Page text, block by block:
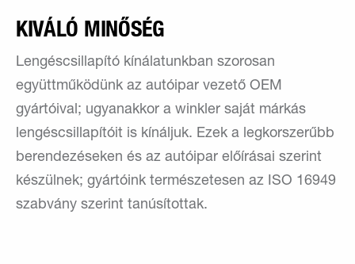
KIVÁLÓ MINŐSÉG
Lengéscsillapító kínálatunkban szorosan
együttműködünk az autóipar vezető OEM
gyártóival; ugyanakkor a winkler saját márkás
lengéscsillapítóit is kínáljuk. Ezek a legkorszerűbb
berendezéseken és az autóipar előírásai szerint
készülnek; gyártóink természetesen az ISO 16949
szabvány szerint tanúsítottak.